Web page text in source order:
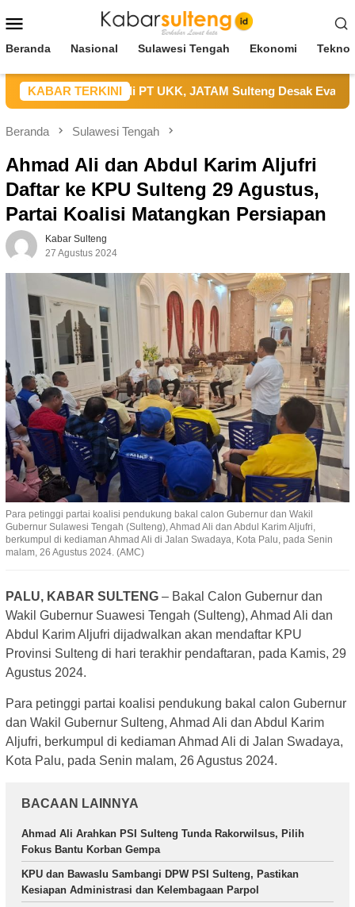
ke
Mobile
Beranda Nasional Sulawesi Tengah Ekonomi
KABAR TERKINI
Kerja di PT UKK, JATAM Sulteng Desak Evaluasi
Beranda Sulawesi Tengah
Ahmad Ali dan Abdul Karim Aljufri
Daftar ke KPU Sulteng 29 Agustus,
Partai Koalisi Matangkan Persiapan
Kabar Sulteng
27 Agustus 2024
Para petinggi partai koalisi pendukung bakal calon Gubernur dan Wakil
Gubernur Sulawesi Tengah (Sulteng), Ahmad Ali dan Abdul Karim Aljufri,
berkumpul di kediaman Ahmad Ali di Jalan Swadaya, Kota Palu, pada Senin
malam, 26 Agustus 2024. (AMC)
PALU, KABAR SULTENG – Bakal Calon Gubernur dan
Wakil Gubernur Suawesi Tengah (Sulteng), Ahmad Ali dan
Abdul Karim Aljufri dijadwalkan akan mendaftar KPU
Provinsi Sulteng di hari terakhir pendaftaran, pada Kamis, 29
Agustus 2024.
Para petinggi partai koalisi pendukung bakal calon Gubernur
dan Wakil Gubernur Sulteng, Ahmad Ali dan Abdul Karim
Aljufri, berkumpul di kediaman Ahmad Ali di Jalan Swadaya,
Kota Palu, pada Senin malam, 26 Agustus 2024.
BACAAN LAINNYA
Ahmad Ali Arahkan PSI Sulteng Tunda Rakorwilsus, Pilih
Fokus Bantu Korban Gempa
KPU dan Bawaslu Sambangi DPW PSI Sulteng, Pastikan
Kesiapan Administrasi dan Kelembagaan Parpol